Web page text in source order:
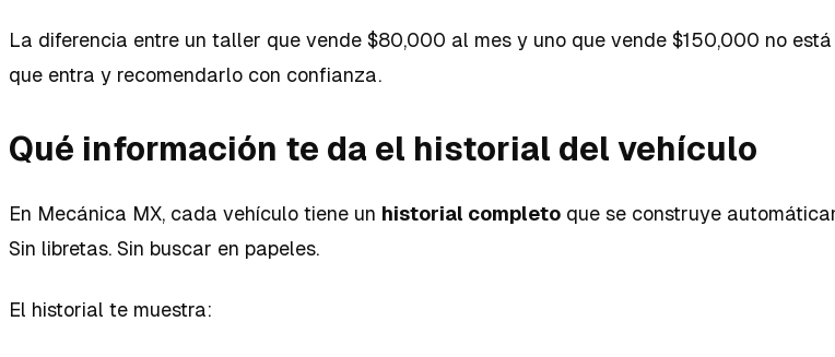
La diferencia entre un taller que vende $80,000 al mes y uno que vende $150,000 no
que entra y recomendarlo con confianza.
Qué información te da el historial del vehículo
En Mecánica MX, cada vehículo tiene un historial completo que se construye
Sin libretas. Sin buscar en papeles.
El historial te muestra: